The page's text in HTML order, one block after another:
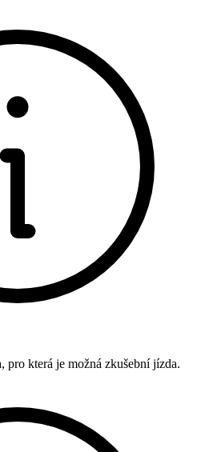
pro která je možná zkušební jízda.